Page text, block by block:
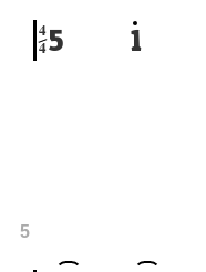
5 1
4
4
5